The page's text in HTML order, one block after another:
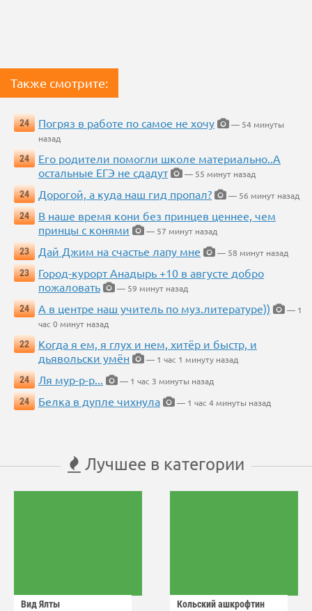
Также смотрите:
24 Погряз в работе по самое не хочу
— 54 минуты
назад
24
Его родители помогли школе материально..А
остальные ЕГЭ не сдадут
— 55 минут назад
24
Дорогой, а куда наш гид пропал?
— 56 минут назад
24
В наше время кони без принцев ценнее, чем
принцы с конями
— 57 минут назад
23
Дай Джим на счастье лапу мне
— 58 минут назад
23
Город-курорт Анадырь +10 в августе добро
пожаловать
— 59 минут назад
24
А в центре наш учитель по муз.литературе))
— 1
час 0 минут назад
22
Когда я ем, я глух и нем, хитёр и быстр, и
дьявольски умён
— 1 час 1 минуту назад
24
Ля мур-р-р...
— 1 час 3 минуты назад
24
Белка в дупле чихнула — 1 час 4 минуты назад
Лучшее в категории
Вид Ялты Кольский ашкрофтин